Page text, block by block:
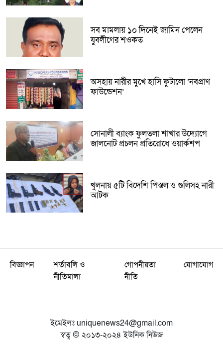
সব মামলায় ১০ দিনেই জামিন পেলেন
যুবলীগের শওকত
অসহায় নারীর মুখে হাসি ফুটালো ‘নবপ্রাণ
ফাউন্ডেশন’
সোনালী ব্যাংক ফুলতলা শাখার উদ্যোগে
জালনোট প্রচলন প্রতিরোধে ওয়ার্কশপ
খুলনায় ৫টি বিদেশি পিস্তল ও গুলিসহ নারী
আটক
বিজ্ঞাপন
শর্তাবলি ও
নীতিমালা
গোপনীয়তা
নীতি
যোগাযোগ
ইমেইলঃ uniquenews24@gmail.com
স্বত্ব © ২০১৩-২০২৪ ইউনিক নিউজ